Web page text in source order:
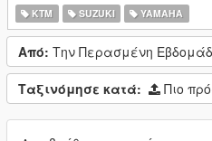
KTM
SUZUKI YAMAHA
Από: Την Περασμένη
Ταξινόμησε κατά: Πιο